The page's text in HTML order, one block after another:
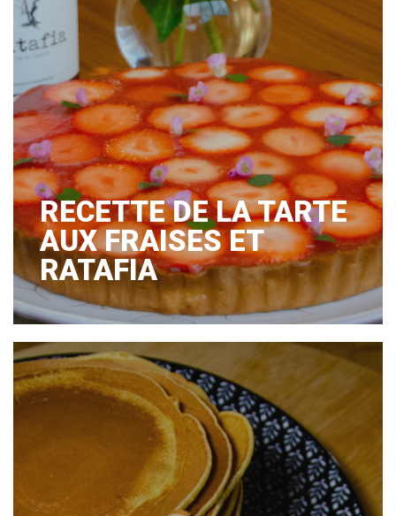
RECETTE DE LA TARTE
AUX FRAISES ET
RATAFIA